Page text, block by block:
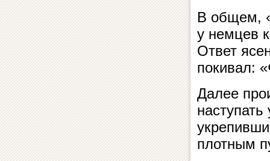
В общем,
у немцев
Ответ
покивал:
Далее
плотным